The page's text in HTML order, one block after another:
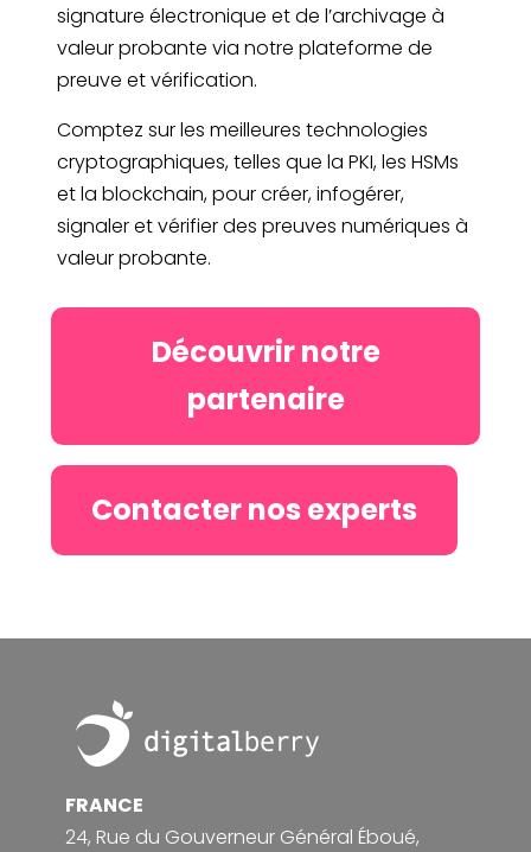
signature électronique et de l’archivage à
valeur probante via notre plateforme de
preuve et vérification.
Comptez sur les meilleures technologies
cryptographiques, telles que la PKI, les HSMs
et la blockchain, pour créer, infogérer,
signaler et vérifier des preuves numériques à
valeur probante.
Découvrir notre
partenaire
Contacter nos experts
FRANCE
24, Rue du Gouverneur Général Éboué,